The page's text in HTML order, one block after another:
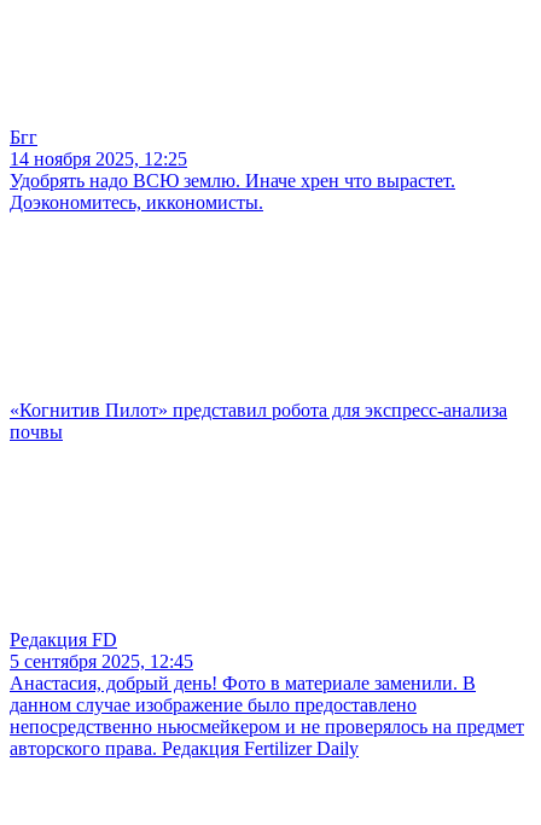
Бгг
14 ноября 2025, 12:25
Удобрять надо ВСЮ землю. Иначе хрен что вырастет.
Доэкономитесь, иккономисты.
«Когнитив Пилот» представил робота для экспресс-анализа
почвы
Редакция FD
5 сентября 2025, 12:45
Анастасия, добрый день! Фото в материале заменили. В
данном случае изображение было предоставлено
непосредственно ньюсмейкером и не проверялось на предмет
авторского права. Редакция Fertilizer Daily